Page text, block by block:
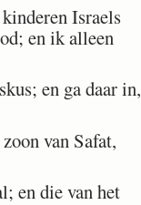
Israels
en ik alleen
en ga daar in,
van Safat,
en die van het